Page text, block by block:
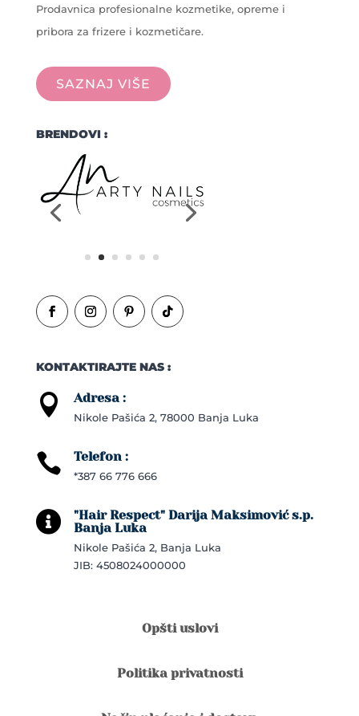
Prodavnica profesionalne kozmetike, opreme i
pribora za frizere i kozmetičare.
SAZNAJ VIŠE
BRENDOVI :
KONTAKTIRAJTE NAS :
 Adresa :
Nikole Pašića 2, 78000 Banja Luka
 Telefon :
*387 66 776 666

"Hair Respect" Darija Maksimović s.p.
Banja Luka
Nikole Pašića 2, Banja Luka
JIB: 4508024000000
Opšti uslovi
Politika privatnosti